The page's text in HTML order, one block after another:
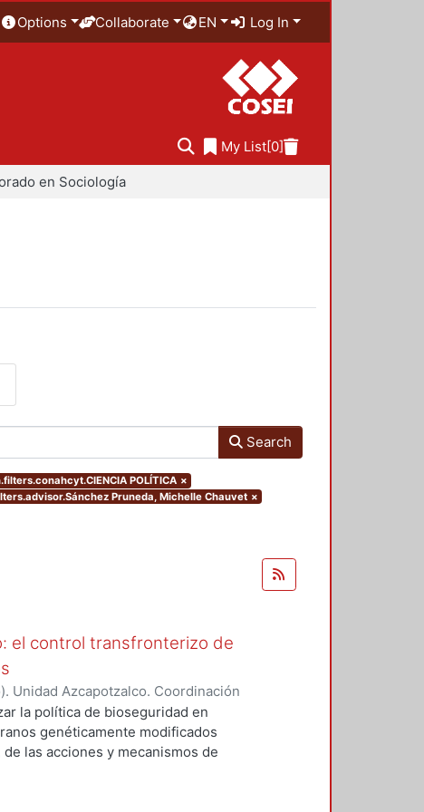
Options Collaborate EN Log In
My List[0]
en Sociología
Search
POLÍTICA ×
Pruneda, Michelle Chauvet ×
el control transfronterizo de
Unidad Azcapotzalco. Coordinación
DOMINGUEZ, JORGE
la política de bioseguridad en
genéticamente modificados
las acciones y mecanismos de